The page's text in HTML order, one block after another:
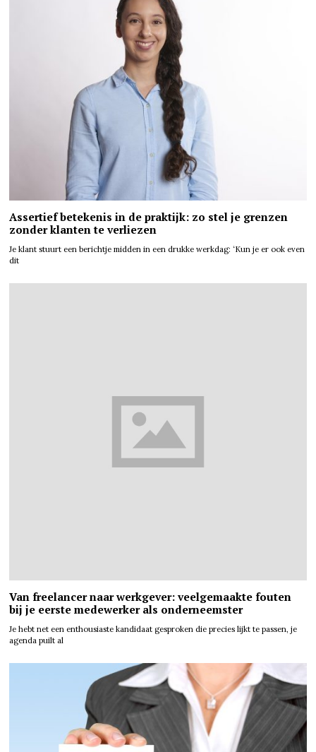
Assertief betekenis in de praktijk: zo stel je grenzen
zonder klanten te verliezen
Je klant stuurt een berichtje midden in een drukke werkdag: ‘Kun je er ook even
dit
Van freelancer naar werkgever: veelgemaakte fouten
bij je eerste medewerker als onderneemster
Je hebt net een enthousiaste kandidaat gesproken die precies lijkt te passen, je
agenda puilt al